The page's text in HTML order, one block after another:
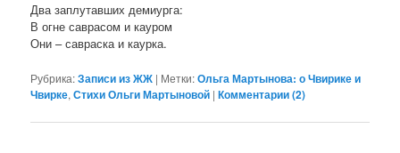
Два заплутавших демиурга:
В огне саврасом и кауром
Они – савраска и каурка.
Рубрика:Записи из ЖЖ | Метки:Ольга Мартынова: о Чвирике и
Чвирке,Стихи Ольги Мартыновой |Комментарии (2)